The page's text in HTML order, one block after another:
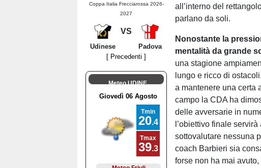
Coppa Italia Frecciarossa 2026-
2027
VS
Udinese
Padova
[ Precedenti ]
Meteo UDINE
all’interno del
parlano da soli.
Nonostante la
mentalità da grande
una stagione
lungo e ricco di
a mantenere una certa
campo la CDA ha
delle avversarie in
l’obiettivo finale
sottovalutare nessuna
coach Barbieri sia
forse non ha mai